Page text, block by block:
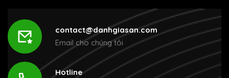
contact@danhgiasan.com
Email cho chúng tôi
Hotline